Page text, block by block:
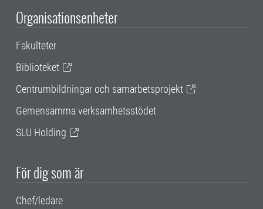
Organisationsenheter
Fakulteter
Biblioteket
Centrumbildningar och samarbetsprojekt
Gemensamma verksamhetsstödet
SLU Holding
För dig som är
Chef/ledare